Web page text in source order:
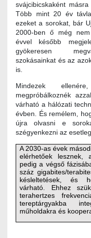
svájcibicskaként
Több mint 20 év
ezeket a sorokat, bár
2000-ben ő még
évvel később
gyökeresen
szokásainkat és az
is.
Mindezek
megpróbálkoznék
várható a hálózati
évben. És remélem,
újra olvasni e
szégyenkezni az
A 2030-as évek
elérhetőek lesznek,
pedig a végső
száz gigabites/
késleltetések, és
várható. Ehhez
terahertzes
tereptárgyakba
műholdakra és